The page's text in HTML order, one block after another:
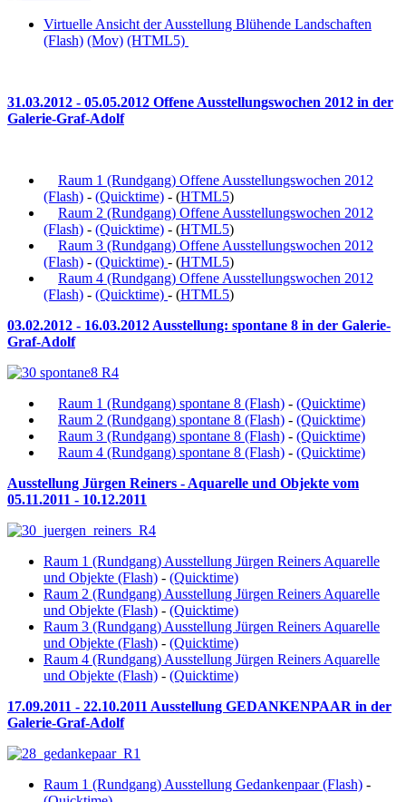
Virtuelle Ansicht der Ausstellung Blühende Landschaften
(Flash) (Mov) (HTML5)
31.03.2012 - 05.05.2012 Offene Ausstellungswochen 2012 in der
Galerie-Graf-Adolf
Raum 1 (Rundgang) Offene Ausstellungswochen 2012
(Flash) - (Quicktime) - (HTML5)
Raum 2 (Rundgang) Offene Ausstellungswochen 2012
(Flash) - (Quicktime) - (HTML5)
Raum 3 (Rundgang) Offene Ausstellungswochen 2012
(Flash) - (Quicktime) - (HTML5)
Raum 4 (Rundgang) Offene Ausstellungswochen 2012
(Flash) - (Quicktime) - (HTML5)
03.02.2012 - 16.03.2012 Ausstellung: spontane 8 in der Galerie-
Graf-Adolf
Raum 1 (Rundgang) spontane 8 (Flash) - (Quicktime)
Raum 2 (Rundgang) spontane 8 (Flash) - (Quicktime)
Raum 3 (Rundgang) spontane 8 (Flash) - (Quicktime)
Raum 4 (Rundgang) spontane 8 (Flash) - (Quicktime)
Ausstellung Jürgen Reiners - Aquarelle und Objekte vom
05.11.2011 - 10.12.2011
Raum 1 (Rundgang) Ausstellung Jürgen Reiners Aquarelle
und Objekte (Flash) - (Quicktime)
Raum 2 (Rundgang) Ausstellung Jürgen Reiners Aquarelle
und Objekte (Flash) - (Quicktime)
Raum 3 (Rundgang) Ausstellung Jürgen Reiners Aquarelle
und Objekte (Flash) - (Quicktime)
Raum 4 (Rundgang) Ausstellung Jürgen Reiners Aquarelle
und Objekte (Flash) - (Quicktime)
17.09.2011 - 22.10.2011 Ausstellung GEDANKENPAAR in der
Galerie-Graf-Adolf
Raum 1 (Rundgang) Ausstellung Gedankenpaar (Flash) -